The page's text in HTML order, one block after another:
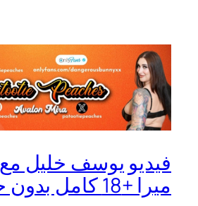
فيديو يوسف خليل مع
ميرا +18 كامل بدون حذف